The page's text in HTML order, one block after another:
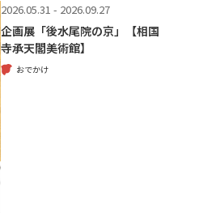
2026.05.31 - 2026.09.27
企画展「後水尾院の京」【相国
寺承天閣美術館】
おでかけ